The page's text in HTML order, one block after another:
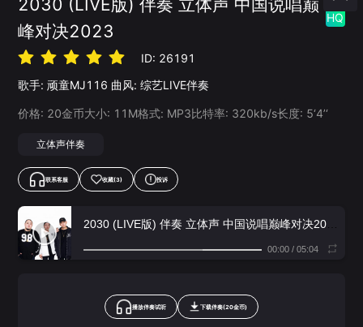
2030 (LIVE版) 伴奏 立体声 中国说唱巅
峰对决2023
HQ
ID: 26191
歌手: 顽童MJ116 曲风: 综艺LIVE伴奏
价格: 20金币大小: 11 M格式: MP3比特率: 320kb/s长度: 5‘4’‘
立体声伴奏
联系客服 收藏(3) 投诉
00:00/ 05:04
播放伴奏试听 下载伴奏(20金币)